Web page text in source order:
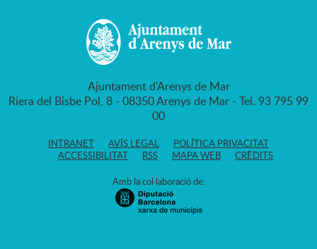
Ajuntament d'Arenys de Mar
Riera del Bisbe Pol, 8 - 08350 Arenys de Mar - Tel. 93 795 99
00
INTRANET AVÍS LEGAL
POLÍTICA PRIVACITAT
ACCESSIBILITAT
RSS MAPA WEB CRÈDITS
Amb la col·laboració de: